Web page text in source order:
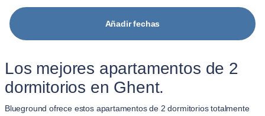
Añadir fechas
Los mejores apartamentos de 2
dormitorios en Ghent.
Blueground ofrece estos apartamentos de 2 dormitorios totalmente